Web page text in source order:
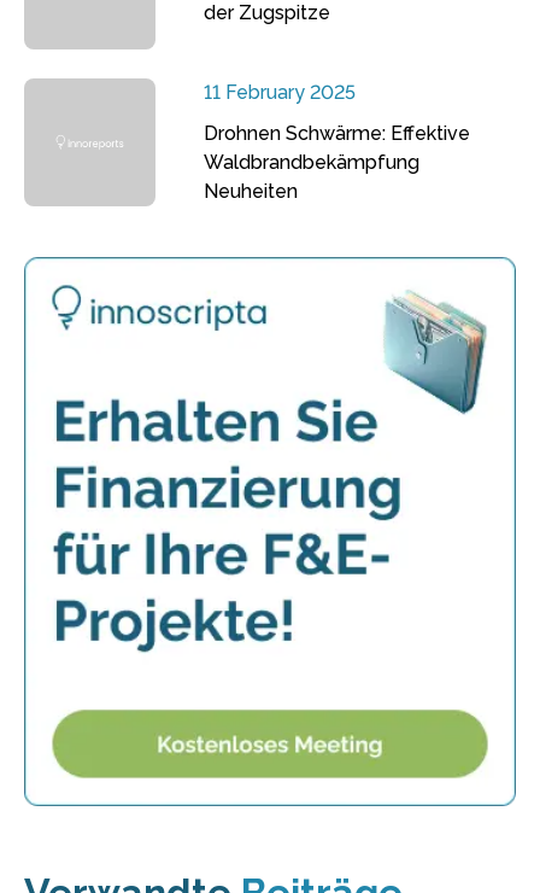
der Zugspitze
11 February 2025
Drohnen Schwärme: Effektive
Waldbrandbekämpfung
Neuheiten